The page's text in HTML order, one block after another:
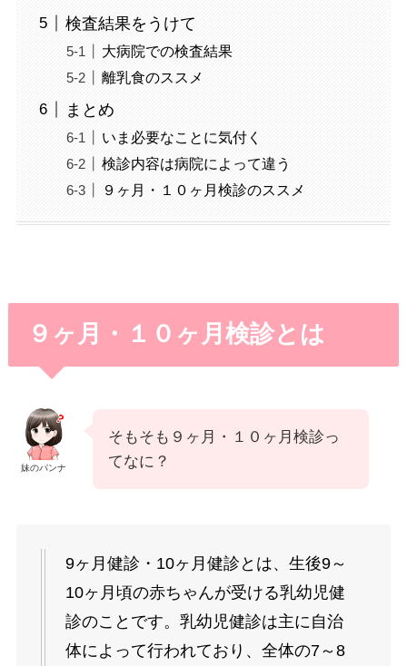
検査結果をうけて
大病院での検査結果
離乳食のススメ
まとめ
いま必要なことに気付く
検診内容は病院によって違う
９ヶ月・１０ヶ月検診のススメ
９ヶ月・１０ヶ月検診とは
妹のパンナ
そもそも９ヶ月・１０ヶ月検診っ
てなに？
9ヶ月健診・10ヶ月健診とは、生後9～
10ヶ月頃の赤ちゃんが受ける乳幼児健
診のことです。乳幼児健診は主に自治
体によって行われており、全体の7～8